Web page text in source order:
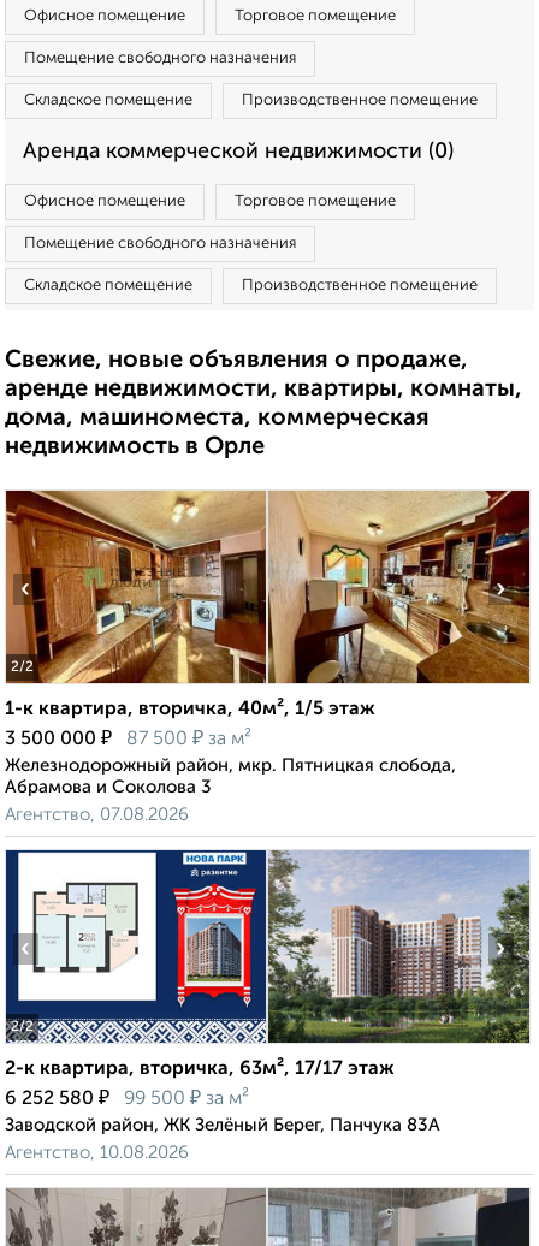
Офисное помещение Торговое помещение
Помещение свободного назначения
Складское помещение Производственное помещение
Аренда коммерческой недвижимости (0)
Офисное помещение Торговое помещение
Помещение свободного назначения
Складское помещение Производственное помещение
Свежие, новые объявления о продаже,
аренде недвижимости, квартиры, комнаты,
дома, машиноместа, коммерческая
недвижимость в Орле
2/2
‹ ›
1-к квартира, вторичка, 40м², 1/5 этаж
3 500 000 ₽ 87 500 ₽ за м²
Железнодорожный район, мкр. Пятницкая слобода,
Абрамова и Соколова 3
Агентство, 07.08.2026
2/2
‹ ›
2-к квартира, вторичка, 63м², 17/17 этаж
6 252 580 ₽ 99 500 ₽ за м²
Заводской район, ЖК Зелёный Берег, Панчука 83А
Агентство, 10.08.2026